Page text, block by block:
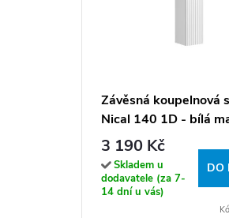
Závěsná koupelnová
Nical 140 1D - bílá
3 190 Kč
Skladem u
dodavatele (za 7-
14 dní u vás)
DO